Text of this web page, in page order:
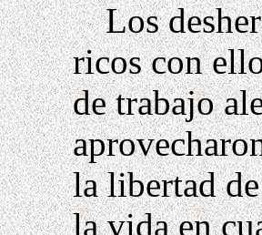
Los
ricos con
de trabajo
la libertad
la vida en